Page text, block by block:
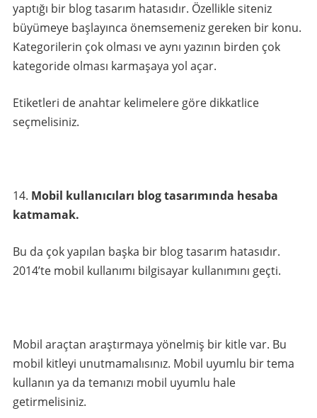
yaptığı bir blog tasarım hatasıdır. Özellikle siteniz
büyümeye başlayınca önemsemeniz gereken bir konu.
Kategorilerin çok olması ve aynı yazının birden çok
kategoride olması karmaşaya yol açar.
Etiketleri de anahtar kelimelere göre dikkatlice
seçmelisiniz.
Mobil kullanıcıları blog tasarımında hesaba
katmamak.
Bu da çok yapılan başka bir blog tasarım hatasıdır.
2014’te mobil kullanımı bilgisayar kullanımını geçti.
Mobil araçtan araştırmaya yönelmiş bir kitle var. Bu
mobil kitleyi unutmamalısınız. Mobil uyumlu bir tema
kullanın ya da temanızı mobil uyumlu hale
getirmelisiniz.